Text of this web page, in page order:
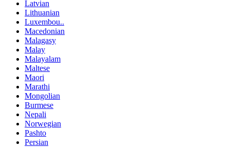
Latvian
Lithuanian
Luxembou..
Macedonian
Malagasy
Malay
Malayalam
Maltese
Maori
Marathi
Mongolian
Burmese
Nepali
Norwegian
Pashto
Persian